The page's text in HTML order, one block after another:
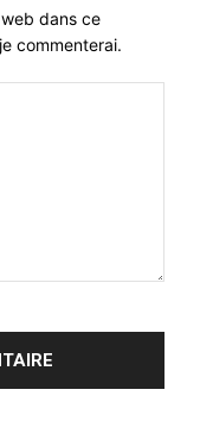
dans ce
commenterai.